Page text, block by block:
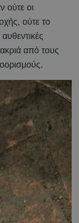
ούτε οι
ούτε το
από τους